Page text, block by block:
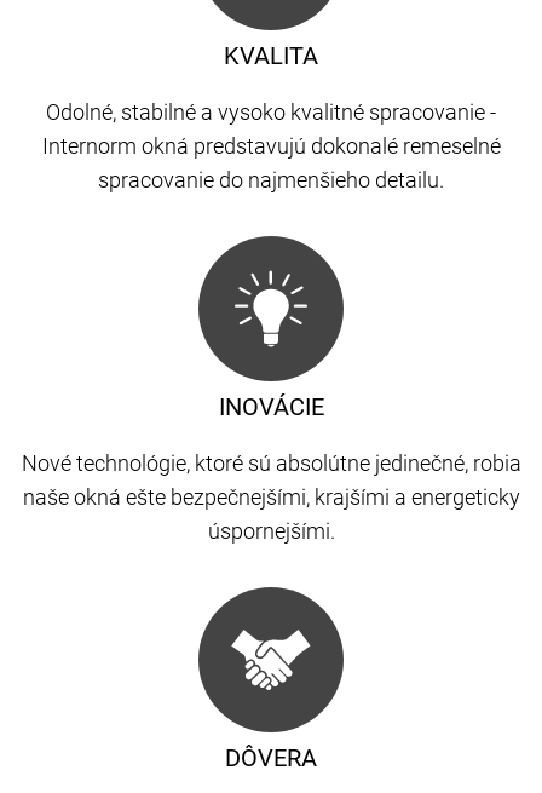
KVALITA
Odolné, stabilné a vysoko kvalitné spracovanie -
Internorm okná predstavujú dokonalé remeselné
spracovanie do najmenšieho detailu.
DÔVERA
INOVÁCIE
Nové technológie, ktoré sú absolútne jedinečné, robia
naše okná ešte bezpečnejšími, krajšími a energeticky
úspornejšími.